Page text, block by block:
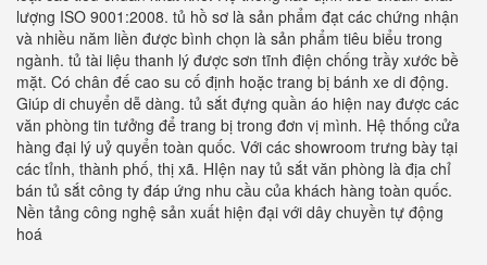
lượng ISO 9001:2008. tủ hồ sơ là sản phẩm đạt các chứng nhận
và nhiều năm liền được bình chọn là sản phẩm tiêu biểu trong
ngành. tủ tài liệu thanh lý được sơn tĩnh điện chống trầy xước bề
mặt. Có chân đế cao su cố định hoặc trang bị bánh xe di động.
Giúp di chuyển dễ dàng. tủ sắt đựng quần áo hiện nay được các
văn phòng tin tưởng để trang bị trong đơn vị mình. Hệ thống cửa
hàng đại lý uỷ quyển toàn quốc. Với các showroom trưng bày tại
các tỉnh, thành phố, thị xã. HIện nay tủ sắt văn phòng là địa chỉ
bán tủ sắt công ty đáp ứng nhu cầu của khách hàng toàn quốc.
Nền tảng công nghệ sản xuất hiện đại với dây chuyền tự động
hoá